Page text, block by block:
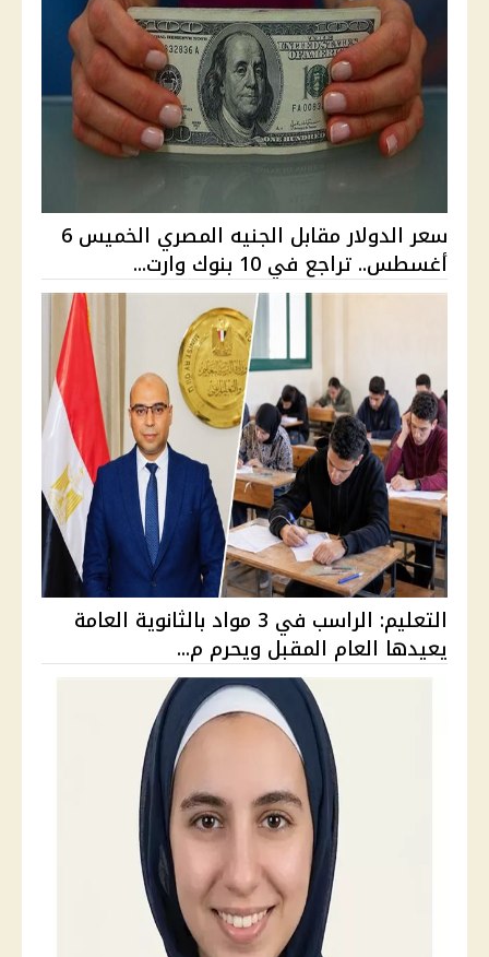
سعر الدولار مقابل الجنيه المصري الخميس 6
أغسطس.. تراجع في 10 بنوك وارت...
التعليم: الراسب في 3 مواد بالثانوية العامة
يعيدها العام المقبل ويحرم م...